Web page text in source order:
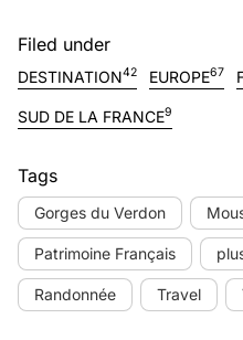
Filed under
DESTINATION42 EUROPE67
SUD DE LA FRANCE9
Tags
Gorges du Verdon
Patrimoine Français
Randonnée Travel